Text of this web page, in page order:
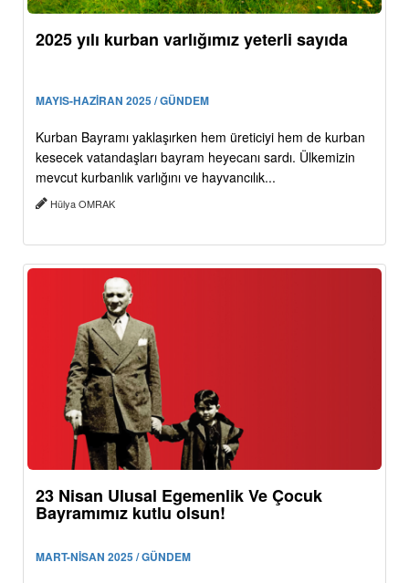
2025 yılı kurban varlığımız yeterli sayıda
MAYIS-HAZİRAN 2025 / GÜNDEM
Kurban Bayramı yaklaşırken hem üreticiyi hem de kurban
kesecek vatandaşları bayram heyecanı sardı. Ülkemizin
mevcut kurbanlık varlığını ve hayvancılık...
Hülya OMRAK
23 Nisan Ulusal Egemenlik Ve Çocuk
Bayramımız kutlu olsun!
MART-NİSAN 2025 / GÜNDEM